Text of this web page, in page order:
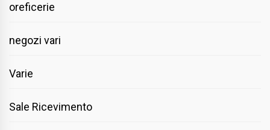
oreficerie
negozi vari
Varie
Sale Ricevimento